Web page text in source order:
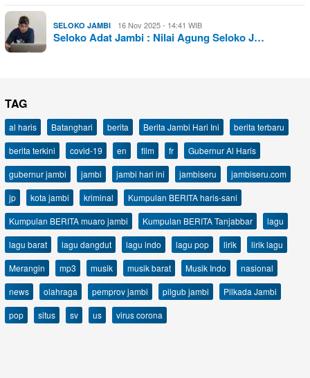
SELOKO JAMBI 16 Nov 2025 - 14:41 WIB
Seloko Adat Jambi : Nilai Agung Seloko J…
TAG
al haris Batanghari berita Berita Jambi Hari Ini
berita terbaru
berita terkini
covid-19 en film fr
Gubernur Al Haris
gubernur jambi
jambi jambi hari ini jambiseru
jambiseru.com
jp
kota jambi kriminal
Kumpulan BERITA haris-sani
Kumpulan BERITA muaro jambi
Kumpulan BERITA Tanjabbar
lagu
lagu barat
lagu dangdut lagu indo lagu pop lirik
lirik lagu
Merangin
mp3 musik musik barat Musik Indo
nasional
news
olahraga pemprov jambi pilgub jambi
Pilkada Jambi
pop
situs sv us virus corona